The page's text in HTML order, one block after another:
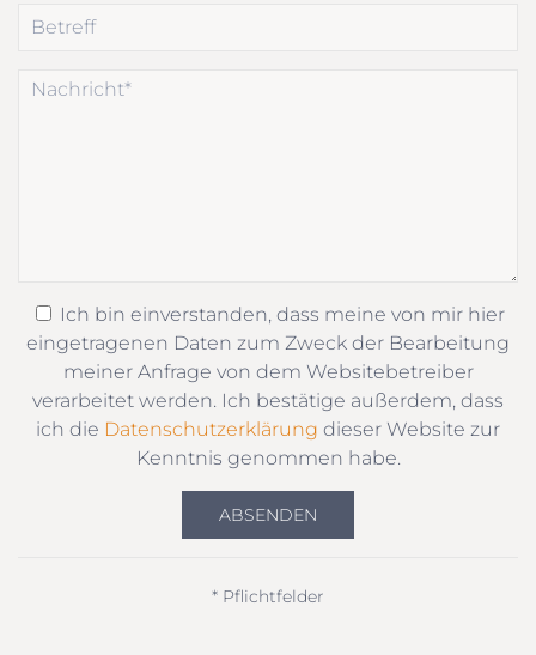
Ich bin einverstanden, dass meine von mir hier
eingetragenen Daten zum Zweck der Bearbeitung
meiner Anfrage von dem Websitebetreiber
verarbeitet werden. Ich bestätige außerdem, dass
ich die Datenschutzerklärung dieser Website zur
Kenntnis genommen habe.
ABSENDEN
* Pflichtfelder